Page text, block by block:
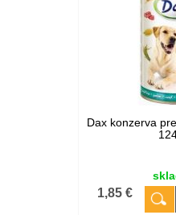
Dax konzerva
1,85 €